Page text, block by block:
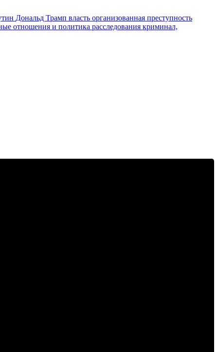
Дональд Трамп власть организованная преступность
отношения и политика расследования криминал,